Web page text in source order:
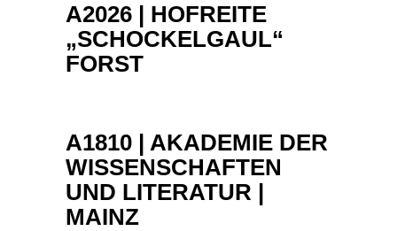
A2026 | HOFREITE
„SCHOCKELGAUL“
FORST
A1810 | AKADEMIE DER
WISSENSCHAFTEN
UND LITERATUR |
MAINZ